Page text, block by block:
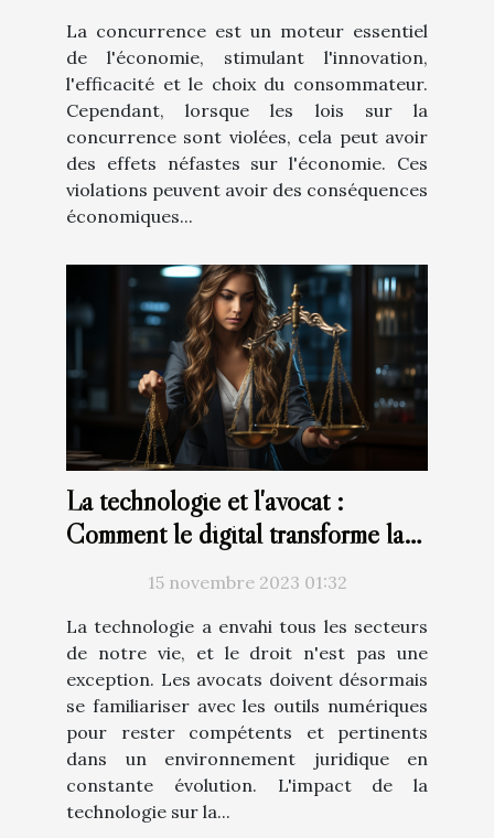
La concurrence est un moteur essentiel
de l'économie, stimulant l'innovation,
l'efficacité et le choix du consommateur.
Cependant, lorsque les lois sur la
concurrence sont violées, cela peut avoir
des effets néfastes sur l'économie. Ces
violations peuvent avoir des conséquences
économiques...
La technologie et l'avocat :
Comment le digital transforme la
profession juridique
15 novembre 2023 01:32
La technologie a envahi tous les secteurs
de notre vie, et le droit n'est pas une
exception. Les avocats doivent désormais
se familiariser avec les outils numériques
pour rester compétents et pertinents
dans un environnement juridique en
constante évolution. L'impact de la
technologie sur la...